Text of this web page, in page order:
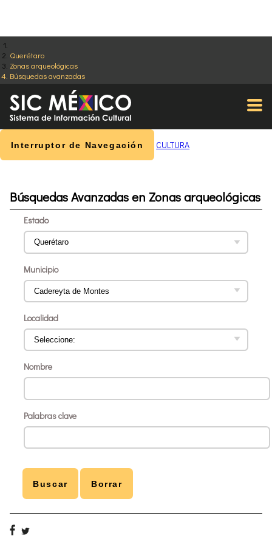
Querétaro
Zonas arqueológicas
Búsquedas avanzadas
Interruptor de Navegación CULTURA
Búsquedas Avanzadas en Zonas arqueológicas
Estado
Municipio
Localidad
Nombre
Palabras clave